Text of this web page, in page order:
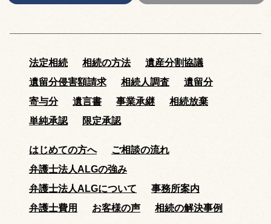
法定相続 相続の方法
遺産分割協議
遺留分侵害額請求
相続人調査
遺留分
寄与分
遺言書 事業承継
相続放棄
単純承認
限定承認
はじめての方へ
ご相談の流れ
弁護士法人ALGの強み
弁護士法人ALGについて
事務所案内
弁護士費用
お客様の声 相続の解決事例